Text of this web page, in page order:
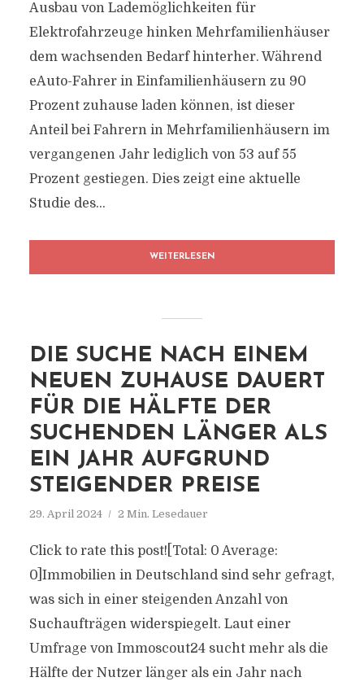
Ausbau von Lademöglichkeiten für
Elektrofahrzeuge hinken Mehrfamilienhäuser
dem wachsenden Bedarf hinterher. Während
eAuto-Fahrer in Einfamilienhäusern zu 90
Prozent zuhause laden können, ist dieser
Anteil bei Fahrern in Mehrfamilienhäusern im
vergangenen Jahr lediglich von 53 auf 55
Prozent gestiegen. Dies zeigt eine aktuelle
Studie des...
WEITERLESEN
DIE SUCHE NACH EINEM
NEUEN ZUHAUSE DAUERT
FÜR DIE HÄLFTE DER
SUCHENDEN LÄNGER ALS
EIN JAHR AUFGRUND
STEIGENDER PREISE
29. April 2024 2 Min. Lesedauer
Click to rate this post![Total: 0 Average:
0]Immobilien in Deutschland sind sehr gefragt,
was sich in einer steigenden Anzahl von
Suchaufträgen widerspiegelt. Laut einer
Umfrage von Immoscout24 sucht mehr als die
Hälfte der Nutzer länger als ein Jahr nach